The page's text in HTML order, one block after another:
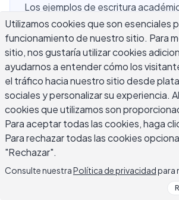
Los ejemplos de escritura
más clara de entender qué es lo
exige el estilo académico. Leer
de ensayos, trabajos de
de literatura e informes de
cosas que las guías de estilo no
construye una oración de tesis,
la evidencia, cómo suena el
práctica. Ya sea que seas un
trabajando en tu primera tarea
revista, los ejemplos concretos te
para modelar. Esta guía cubre los
Utilizamos cookies que son esenciales
funcionamiento de nuestro sitio. Para
sitio, nos gustaría utilizar cookies
ayudarnos a entender cómo los
el tráfico hacia nuestro sitio desde
sociales y personalizar su experiencia.
cookies que utilizamos son
Para aceptar todas las cookies, haga
Para rechazar todas las cookies
"Rechazar".
Consulte nuestraPolítica de privacidadpara